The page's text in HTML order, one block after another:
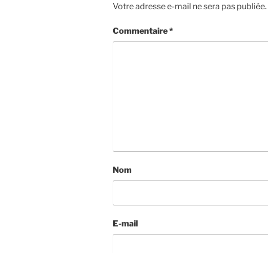
Votre adresse e-mail ne sera pas publiée.
Commentaire*
Nom
E-mail